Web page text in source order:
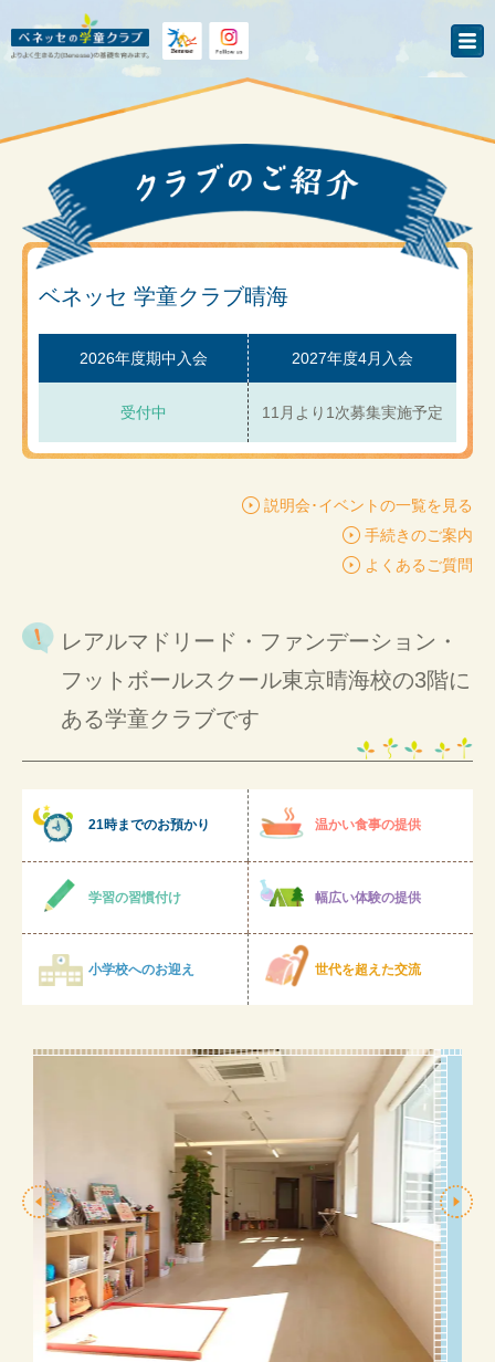
ベネッセ 学童クラブ晴海
2026年度期中入会
受付中
2027年度4月入会
11月より1次募集実施予定
説明会･イベントの一覧を見る
手続きのご案内
よくあるご質問
レアルマドリード・ファンデーション・
フットボールスクール東京晴海校の3階に
ある学童クラブです
21時までのお預かり 温かい食事の提供
学習の習慣付け 幅広い体験の提供
小学校へのお迎え 世代を超えた交流